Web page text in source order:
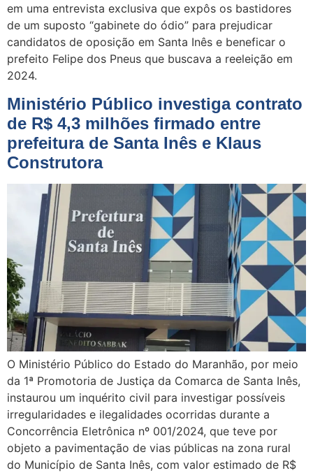
em uma entrevista exclusiva que expôs os bastidores
de um suposto “gabinete do ódio” para prejudicar
candidatos de oposição em Santa Inês e beneficar o
prefeito Felipe dos Pneus que buscava a reeleição em
2024.
Ministério Público investiga contrato
de R$ 4,3 milhões firmado entre
prefeitura de Santa Inês e Klaus
Construtora
O Ministério Público do Estado do Maranhão, por meio
da 1ª Promotoria de Justiça da Comarca de Santa Inês,
instaurou um inquérito civil para investigar possíveis
irregularidades e ilegalidades ocorridas durante a
Concorrência Eletrônica nº 001/2024, que teve por
objeto a pavimentação de vias públicas na zona rural
do Município de Santa Inês, com valor estimado de R$